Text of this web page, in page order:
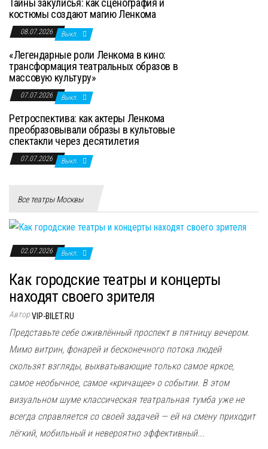
Тайны закулисья: как сценография и
костюмы создают магию Ленкома
08.07.2026 Выкл.
«Легендарные роли Ленкома в кино:
трансформация театральных образов в
массовую культуру»
07.07.2026 Выкл.
Ретроспектива: как актеры Ленкома
преобразовывали образы в культовые
спектакли через десятилетия
07.07.2026 Выкл.
Все театры Москвы
02.07.2026 Выкл.
Как городские театры и концерты
находят своего зрителя
АвторVIP-BILET.RU
Представьте себе оживлённый проспект в пятницу вечером.
Мимо витрин, фонарей и бесконечного потока людей
скользят взгляды, выхватывающие только самое яркое,
самое необычное, самое «кричащее» о событии. В этом
визуальном шуме классическая театральная тумба уже не
всегда справляется со своей задачей — ей на смену приходит
лёгкий, мобильный и невероятно эффективный...